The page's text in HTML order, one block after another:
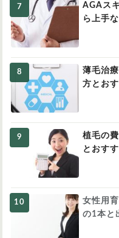
AGAス
ら上手
薄毛治
方とお
植毛の
とおす
女性用
の1本と